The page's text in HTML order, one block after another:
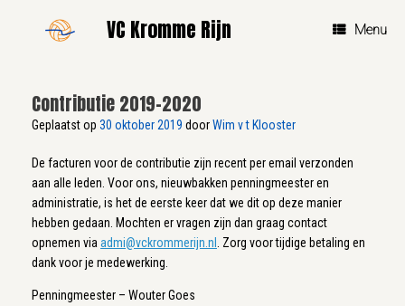
VC Kromme Rijn Menu
Contributie 2019-2020
Geplaatst op 30 oktober 2019 doorWim v t Klooster
De facturen voor de contributie zijn recent per email verzonden
aan alle leden. Voor ons, nieuwbakken penningmeester en
administratie, is het de eerste keer dat we dit op deze manier
hebben gedaan. Mochten er vragen zijn dan graag contact
opnemen via admi@vckrommerijn.nl
. Zorg voor tijdige betaling en
dank voor je medewerking.
Penningmeester – Wouter Goes